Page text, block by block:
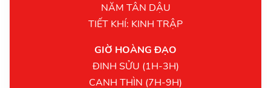
NĂM TÂN DẬU
TIẾT KHÍ: KINH TRẬP
GIỜ HOÀNG ĐẠO
ĐINH SỬU (1H-3H)
CANH THÌN (7H-9H)